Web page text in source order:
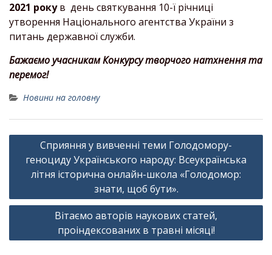
2021 рокув день святкування 10-ї річниці
утворення Національного агентства України з
питань державної служби.
Бажаємо учасникам Конкурсу творчого натхнення та
перемог!
Новини на головну
Навігація
записів
Сприяння у вивченні теми Голодомору-
геноциду Українського народу: Всеукраїнська
літня історична онлайн-школа «Голодомор:
знати, щоб бути».
Вітаємо авторів наукових статей,
проіндексованих в травні місяці!